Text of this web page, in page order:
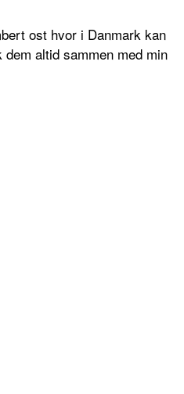
ost hvor i Danmark kan
altid sammen med min